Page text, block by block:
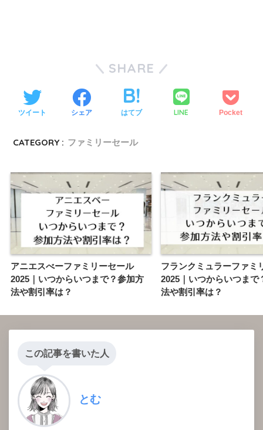
SHARE
ツイート シェア はてブ LINE Pocket
CATEGORY : ファミリーセール
アニエスべーファミリーセール
2025｜いつからいつまで？参加方
法や割引率は？
フランクミュラーファミ
2025｜いつからいつまで
法や割引率は？
この記事を書いた人
とむ